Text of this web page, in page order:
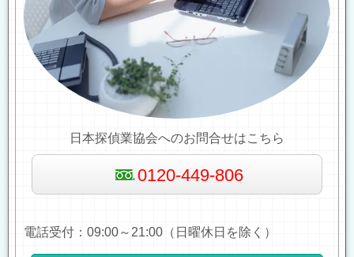
日本探偵業協会へのお問合せはこちら
0120-449-806
電話受付：09:00～21:00（日曜休日を除く）